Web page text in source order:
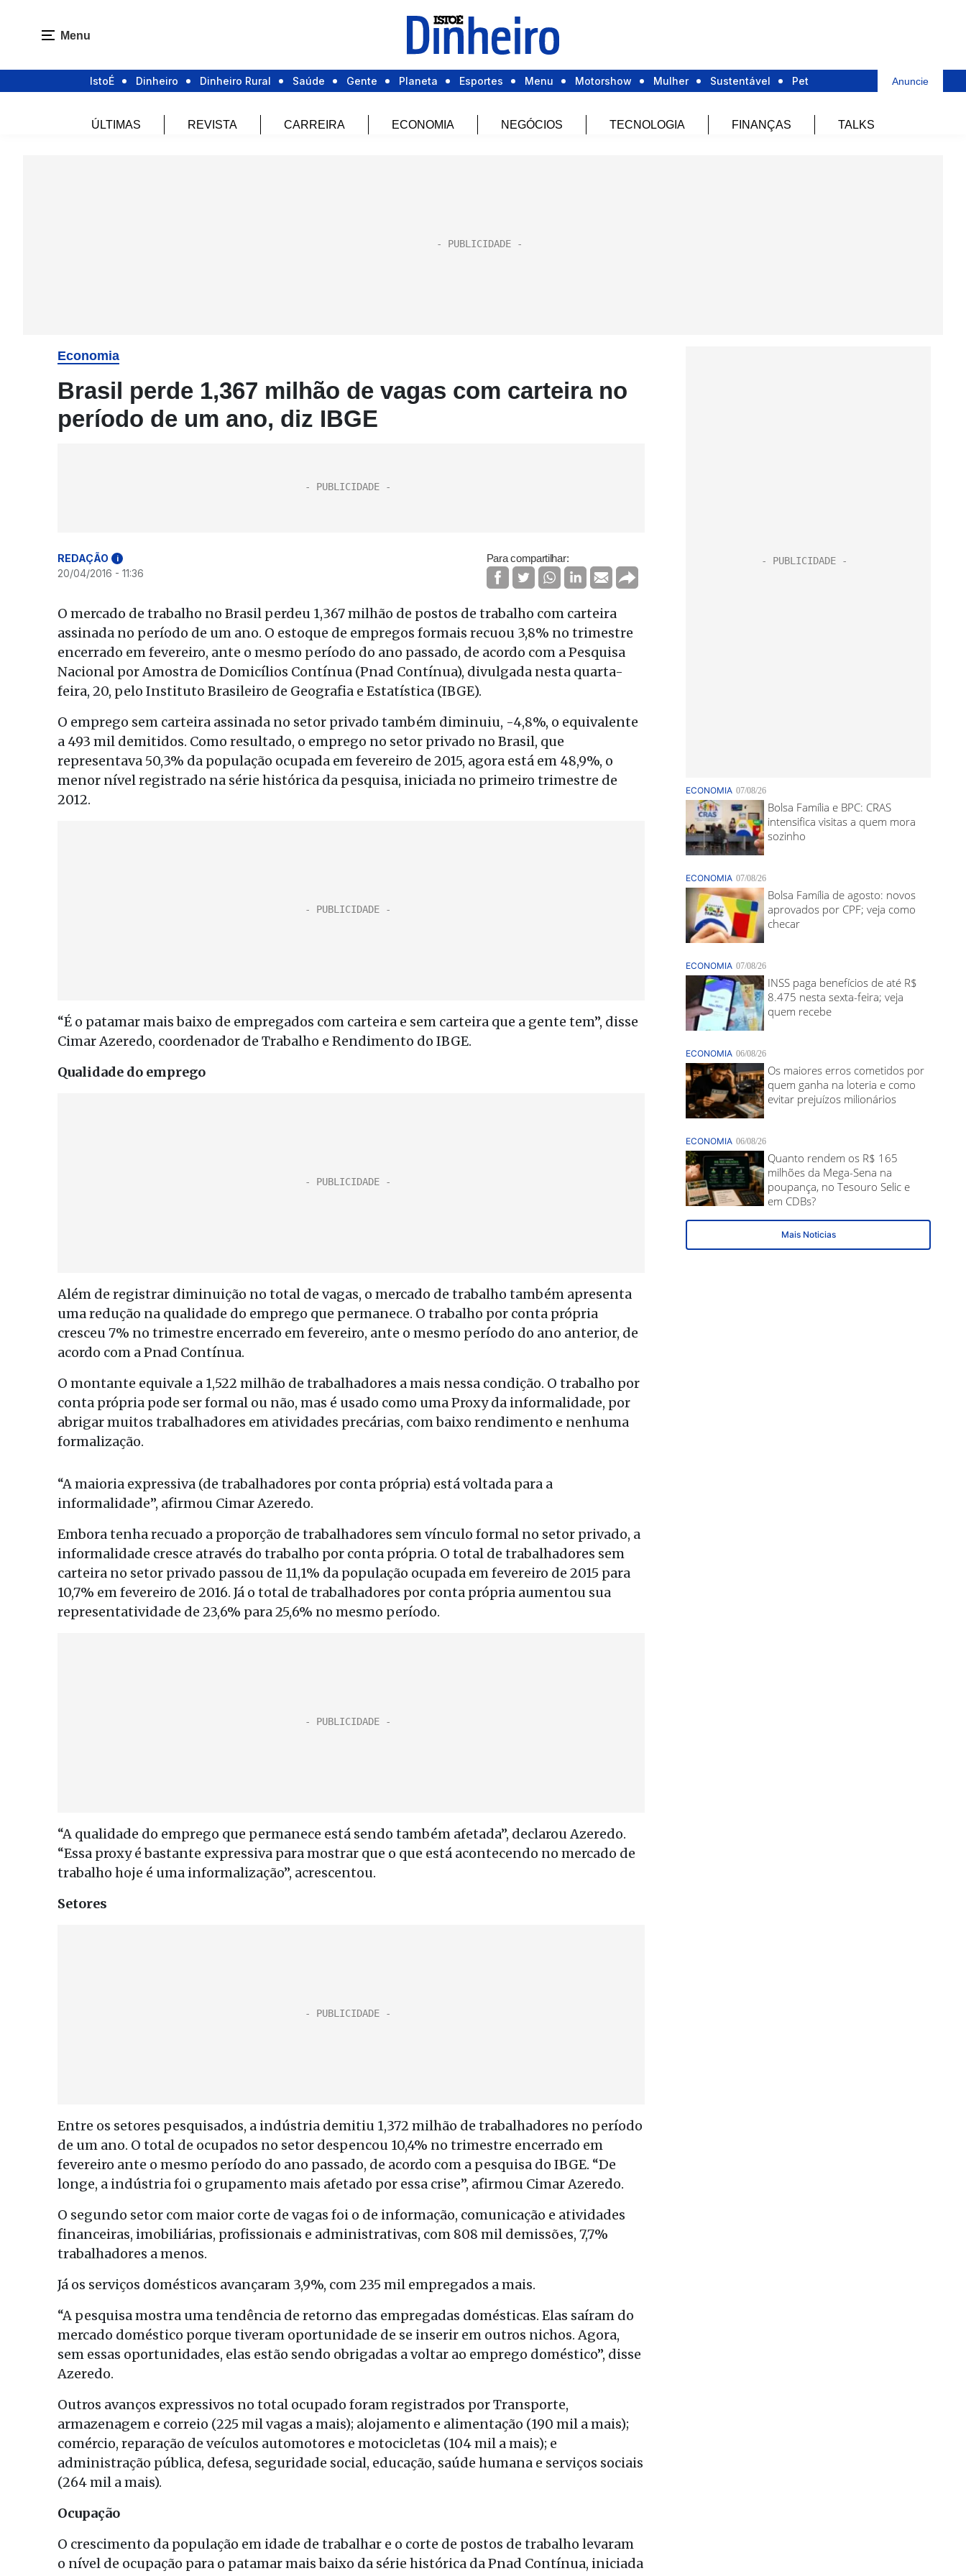
Menu
IstoÉ Dinheiro Dinheiro Rural Saúde Gente Planeta Esportes Menu Motorshow Mulher Sustentável Pet Anuncie
ÚLTIMAS REVISTA CARREIRA ECONOMIA NEGÓCIOS TECNOLOGIA FINANÇAS TALKS
Economia
Brasil perde 1,367 milhão de vagas com carteira no
período de um ano, diz IBGE
REDAÇÃO i
20/04/2016 - 11:36
Para compartilhar:
O mercado de trabalho no Brasil perdeu 1,367 milhão de postos de trabalho com carteira
assinada no período de um ano. O estoque de empregos formais recuou 3,8% no trimestre
encerrado em fevereiro, ante o mesmo período do ano passado, de acordo com a Pesquisa
Nacional por Amostra de Domicílios Contínua (Pnad Contínua), divulgada nesta quarta-
feira, 20, pelo Instituto Brasileiro de Geografia e Estatística (IBGE).
O emprego sem carteira assinada no setor privado também diminuiu, -4,8%, o equivalente
a 493 mil demitidos. Como resultado, o emprego no setor privado no Brasil, que
representava 50,3% da população ocupada em fevereiro de 2015, agora está em 48,9%, o
menor nível registrado na série histórica da pesquisa, iniciada no primeiro trimestre de
2012.
“É o patamar mais baixo de empregados com carteira e sem carteira que a gente tem”, disse
Cimar Azeredo, coordenador de Trabalho e Rendimento do IBGE.
Qualidade do emprego
Além de registrar diminuição no total de vagas, o mercado de trabalho também apresenta
uma redução na qualidade do emprego que permanece. O trabalho por conta própria
cresceu 7% no trimestre encerrado em fevereiro, ante o mesmo período do ano anterior, de
acordo com a Pnad Contínua.
O montante equivale a 1,522 milhão de trabalhadores a mais nessa condição. O trabalho por
conta própria pode ser formal ou não, mas é usado como uma Proxy da informalidade, por
abrigar muitos trabalhadores em atividades precárias, com baixo rendimento e nenhuma
formalização.
“A maioria expressiva (de trabalhadores por conta própria) está voltada para a
informalidade”, afirmou Cimar Azeredo.
Embora tenha recuado a proporção de trabalhadores sem vínculo formal no setor privado, a
informalidade cresce através do trabalho por conta própria. O total de trabalhadores sem
carteira no setor privado passou de 11,1% da população ocupada em fevereiro de 2015 para
10,7% em fevereiro de 2016. Já o total de trabalhadores por conta própria aumentou sua
representatividade de 23,6% para 25,6% no mesmo período.
“A qualidade do emprego que permanece está sendo também afetada”, declarou Azeredo.
“Essa proxy é bastante expressiva para mostrar que o que está acontecendo no mercado de
trabalho hoje é uma informalização”, acrescentou.
Setores
Entre os setores pesquisados, a indústria demitiu 1,372 milhão de trabalhadores no período
de um ano. O total de ocupados no setor despencou 10,4% no trimestre encerrado em
fevereiro ante o mesmo período do ano passado, de acordo com a pesquisa do IBGE. “De
longe, a indústria foi o grupamento mais afetado por essa crise”, afirmou Cimar Azeredo.
O segundo setor com maior corte de vagas foi o de informação, comunicação e atividades
financeiras, imobiliárias, profissionais e administrativas, com 808 mil demissões, 7,7%
trabalhadores a menos.
Já os serviços domésticos avançaram 3,9%, com 235 mil empregados a mais.
“A pesquisa mostra uma tendência de retorno das empregadas domésticas. Elas saíram do
mercado doméstico porque tiveram oportunidade de se inserir em outros nichos. Agora,
sem essas oportunidades, elas estão sendo obrigadas a voltar ao emprego doméstico”, disse
Azeredo.
Outros avanços expressivos no total ocupado foram registrados por Transporte,
armazenagem e correio (225 mil vagas a mais); alojamento e alimentação (190 mil a mais);
comércio, reparação de veículos automotores e motocicletas (104 mil a mais); e
administração pública, defesa, seguridade social, educação, saúde humana e serviços sociais
(264 mil a mais).
Ocupação
O crescimento da população em idade de trabalhar e o corte de postos de trabalho levaram
o nível de ocupação para o patamar mais baixo da série histórica da Pnad Contínua, iniciada